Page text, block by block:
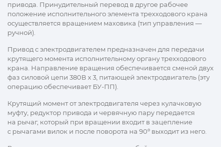
привода. Принудительный перевод в другое рабочее
положение исполнительного элемента трехходового крана
осуществляется вращением маховика (тип управления —
ручной).
Привод с электродвигателем предназначен для передачи
крутящего момента исполнительному органу трехходового
крана. Направление вращения обеспечивается сменой двух
фаз силовой цепи 380В х 3, питающей электродвигатель (эту
операцию обеспечивает БУ-ПП).
Крутящий момент от электродвигателя через кулачковую
муфту, редуктор привода и червячную пару передается
на рычаг, который при вращении входит в зацепление
с рычагами вилок и после поворота на 90º выходит из него.